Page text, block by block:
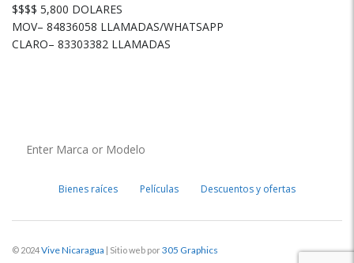
$$$$ 5,800 DOLARES
MOV– 84836058 LLAMADAS/WHATSAPP
CLARO– 83303382 LLAMADAS
Bienes raíces Películas Descuentos y ofertas
© 2024Vive Nicaragua | Sitio web por 305 Graphics